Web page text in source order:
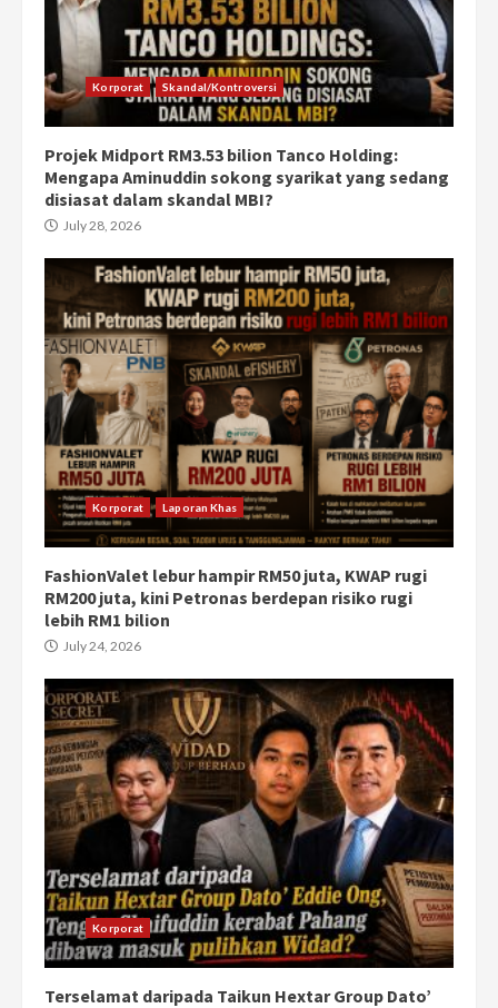
Korporat Skandal/Kontroversi
Projek Midport RM3.53 bilion Tanco Holding:
Mengapa Aminuddin sokong syarikat yang sedang
disiasat dalam skandal MBI?
July 28, 2026
Korporat Laporan Khas
FashionValet lebur hampir RM50 juta, KWAP rugi
RM200 juta, kini Petronas berdepan risiko rugi
lebih RM1 bilion
July 24, 2026
Korporat
Terselamat daripada Taikun Hextar Group Dato’